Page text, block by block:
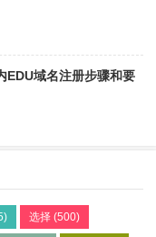
EDU域名注册步骤和要
选择(500)